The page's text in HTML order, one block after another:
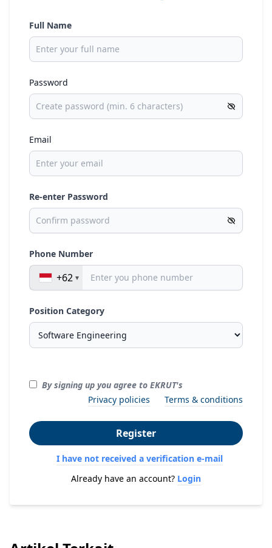
Full Name
Password
Email
Re-enter Password
Phone Number
+62
Position Category
By signing up you agree to EKRUT's
Privacy policies
Terms & conditions
Register
I have not received a verification e-mail
Already have an account? Login